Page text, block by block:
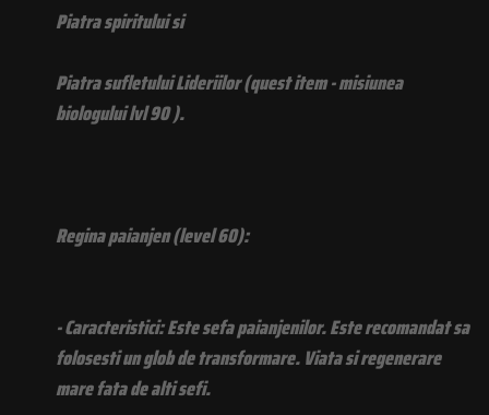
Piatra spiritului si
Piatra sufletului Lideriilor (quest item - misiunea
biologului lvl 90 ).
Regina paianjen (level 60):
- Caracteristici: Este sefa paianjenilor. Este recomandat sa
folosesti un glob de transformare. Viata si regenerare
mare fata de alti sefi.